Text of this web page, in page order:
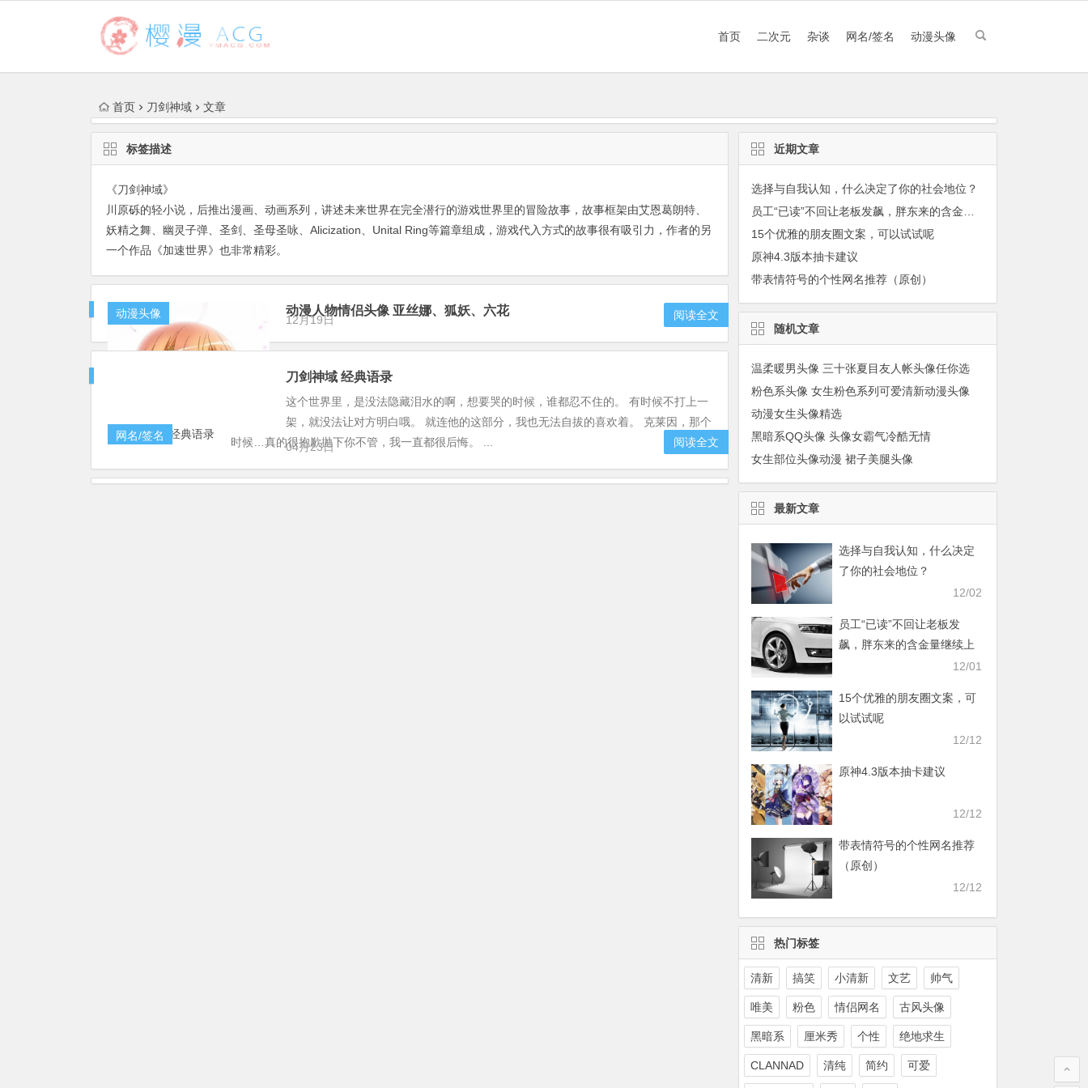
首页 二次元 杂谈 网名/签名 动漫头像
首页 刀剑神域 文章
标签描述
《刀剑神域》
川原砾的轻小说，后推出漫画、动画系列，讲述未来世界在完全潜行的游戏世界里的冒险故事，故事框架由艾恩葛朗特、
妖精之舞、幽灵子弹、圣剑、圣母圣咏、Alicization、Unital Ring等篇章组成，游戏代入方式的故事很有吸引力，作者的另
一个作品《加速世界》也非常精彩。
动漫头像 动漫人物情侣头像 亚丝娜、狐妖、六花
12月19日 阅读全文
网名/签名
刀剑神域 经典语录
这个世界里，是没法隐藏泪水的啊，想要哭的时候，谁都忍不住的。 有时候不打上一
架，就没法让对方明白哦。 就连他的这部分，我也无法自拔的喜欢着。 克莱因，那个
时候…真的很抱歉抛下你不管，我一直都很后悔。 ...
04月23日 阅读全文
近期文章
选择与自我认知，什么决定了你的社会地位？
15个优雅的朋友圈文案，可以试试呢
原神4.3版本抽卡建议
带表情符号的个性网名推荐（原创）
随机文章
温柔暖男头像 三十张夏目友人帐头像任你选
粉色系头像 女生粉色系列可爱清新动漫头像
动漫女生头像精选
黑暗系QQ头像 头像女霸气冷酷无情
女生部位头像动漫 裙子美腿头像
最新文章
选择与自我认知，什么决定
了你的社会地位？
12/02
员工“已读”不回让老板发
飙，胖东来的含金量继续上
12/01
15个优雅的朋友圈文案，可
以试试呢
12/12
原神4.3版本抽卡建议
12/12
带表情符号的个性网名推荐
（原创）
12/12
热门标签
清新 搞笑 小清新 文艺 帅气
唯美 粉色 情侣网名 古风头像
黑暗系 厘米秀 个性 绝地求生
CLANNAD 清纯 简约 可爱